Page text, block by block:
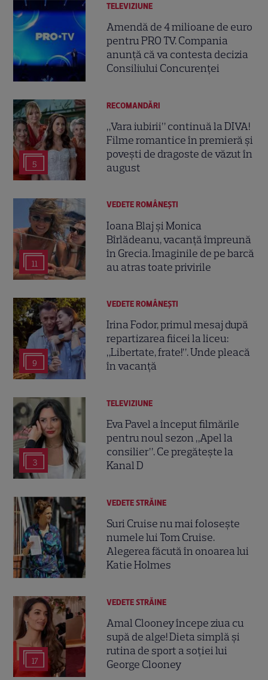
TELEVIZIUNE
Amendă de 4 milioane de euro
pentru PRO TV. Compania
anunță că va contesta decizia
Consiliului Concurenței
5
RECOMANDĂRI
„Vara iubirii” continuă la DIVA!
Filme romantice în premieră și
povești de dragoste de văzut în
august
11
VEDETE ROMÂNEŞTI
Ioana Blaj și Monica
Bîrlădeanu, vacanță împreună
în Grecia. Imaginile de pe barcă
au atras toate privirile
9
VEDETE ROMÂNEŞTI
Irina Fodor, primul mesaj după
repartizarea fiicei la liceu:
„Libertate, frate!”. Unde pleacă
în vacanță
3
TELEVIZIUNE
Eva Pavel a început filmările
pentru noul sezon „Apel la
consilier”. Ce pregătește la
Kanal D
VEDETE STRĂINE
Suri Cruise nu mai folosește
numele lui Tom Cruise.
Alegerea făcută în onoarea lui
Katie Holmes
17
VEDETE STRĂINE
Amal Clooney începe ziua cu
supă de alge! Dieta simplă și
rutina de sport a soției lui
George Clooney